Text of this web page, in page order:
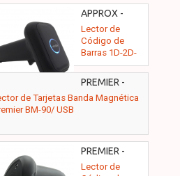
APPROX -
APPLS16HD2D
Lector de
Código de
Barras 1D-2D-
QR Approx
appLS16HD2D/
USB
PREMIER -
BM90MSR3USB
de Tarjetas Banda Magnética
BM-90/ USB
PREMIER -
ILM1DUSBRFB
Lector de